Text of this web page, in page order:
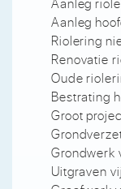
Aanleg
Riolering
Renovatie
Oude
Bestrating
Groot
Grondwerk
Uitgraven